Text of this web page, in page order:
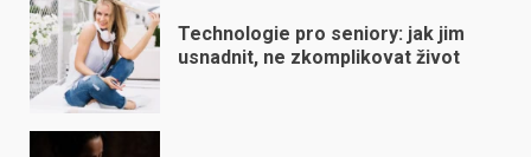
Technologie pro seniory: jak jim
usnadnit, ne zkomplikovat život